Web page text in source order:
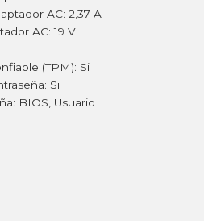
AC: 2,37 A
AC: 19 V
(TPM): Si
Si
BIOS, Usuario